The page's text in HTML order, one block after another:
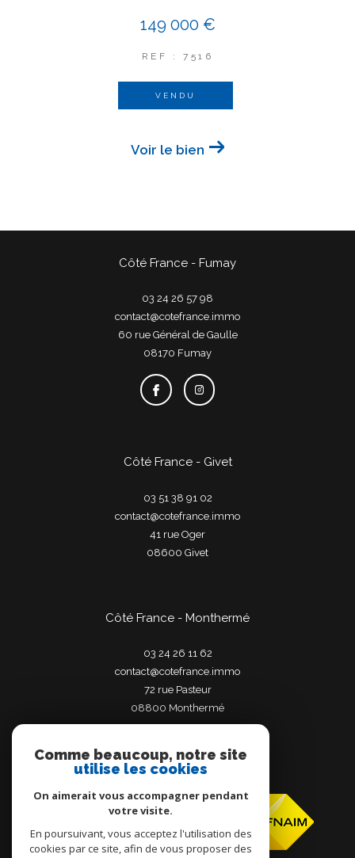
149 000 €
REF : 7516
VENDU
Voir le bien
Côté France - Fumay
03 24 26 57 98
contact@cotefrance.immo
60 rue Général de Gaulle
08170
fumay
Côté France - Givet
03 51 38 91 02
contact@cotefrance.immo
41 rue Oger
08600
givet
Côté France - Monthermé
03 24 26 11 62
contact@cotefrance.immo
72 rue Pasteur
08800
monthermé
Adhérents
Comme beaucoup, notre site
utilise les cookies
On aimerait vous accompagner pendant
votre visite.
En poursuivant, vous acceptez l'utilisation des
cookies par ce site, afin de vous proposer des